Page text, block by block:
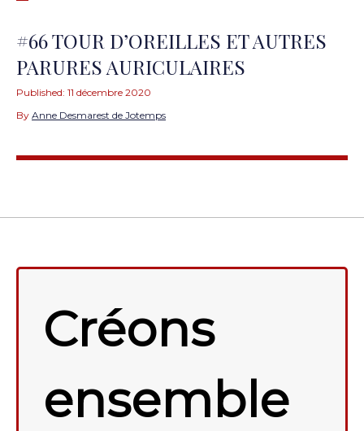
#66 TOUR D’OREILLES ET AUTRES
PARURES AURICULAIRES
Published: 11 décembre 2020
By Anne Desmarest de Jotemps
Créons
ensemble